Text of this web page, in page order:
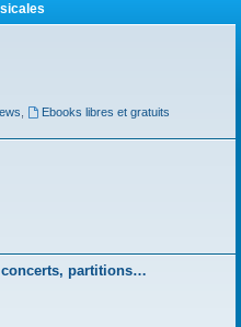
Ebooks libres et gratuits
concerts, partitions…